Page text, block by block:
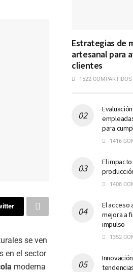
se ven
en el sector
moderna
Estrategias de
artesanal para
clientes
1522 COMPARTIDOS
para
1416
El
1408
El acceso
mejora a
impulso
1352